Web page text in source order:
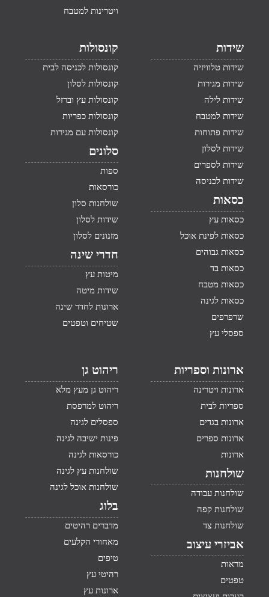
ויטרינות למטבח
שידות
שידות טלוויזיה
שידות מגירות
שידות לילה
שידות למטבח
שידות פתוחות
שידות לסלון
שידות לספרים
שידות לכניסה
כסאות
כסאות עץ
כסאות לפינת אוכל
כסאות גבוהים
כסאות בד
כסאות מטבח
כסאות לגינה
שרפרפים
ספסלי עץ
קונסולות
קונסולות לכניסה לבית
קונסולות לסלון
קונסולות עץ וברזל
קונסולות כפריות
קונסולות עם מגירות
סלונים
ספות
כורסאות
שולחנות סלון
שידות לסלון
מזנונים לסלון
חדרי שינה
מיטות עץ
שידות מיטה
ארונות לחדר שינה
שטיחים וטפטים
ארונות וספריות
ארונות ויטרינה
ספריות לבית
ארונות בגדים
ארונות ספרים
ארונות
שולחנות
שולחנות עבודה
שולחנות קפה
שולחנות צד
אביזרי עיצוב
מראות
טפטים
ריהוט גן
ריהוט גן מעץ מלא
ריהוט למרפסת
ספסלים לגינה
פינות ישיבה לגינה
כורסאות לגינה
שולחנות עץ לגינה
שולחנות אוכל לגינה
בלוג
מדברים רהיטים
מאחורי הקלעים
טיפים
רהיטי עץ
ארונות עץ